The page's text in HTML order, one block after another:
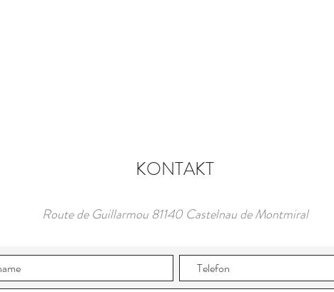
KONTAKT
Route de Guillarmou 81140 Castelnau de Montmiral